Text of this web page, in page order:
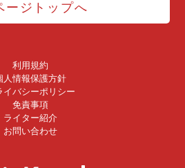
ージトップへ
利用規約
人情報保護方針
イバシーポリシー
免責事項
ライター紹介
お問い合わせ